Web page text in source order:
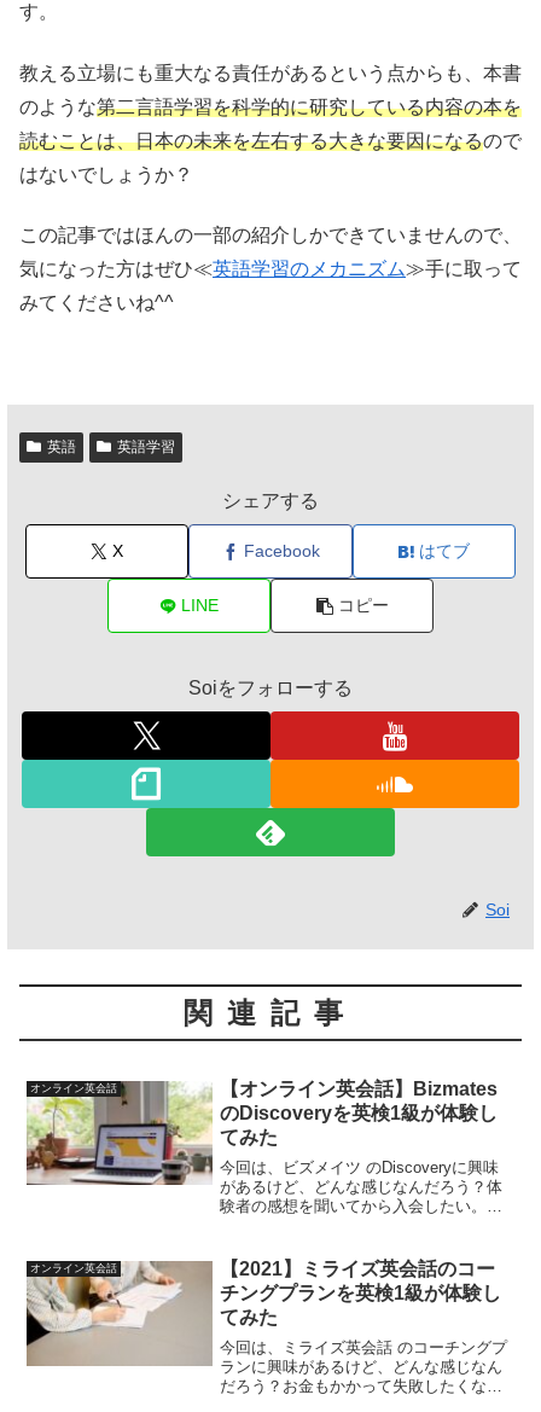
す。
教える立場にも重大なる責任があるという点からも、本書
のような第二言語学習を科学的に研究している内容の本を
読むことは、日本の未来を左右する大きな要因になるので
はないでしょうか？
この記事ではほんの一部の紹介しかできていませんので、
気になった方はぜひ≪英語学習のメカニズム≫手に取って
みてくださいね^^
英語 英語学習
シェアする
X Facebook はてブ
LINE コピー
Soiをフォローする
Soi
関連記事
オンライン英会話
【オンライン英会話】Bizmates
のDiscoveryを英検1級が体験し
てみた
今回は、ビズメイツ のDiscoveryに興味
があるけど、どんな感じなんだろう？体
験者の感想を聞いてから入会したい。。
Discoveryを1ヵ月間受講してきましたの
で、その感...
オンライン英会話
【2021】ミライズ英会話のコー
チングプランを英検1級が体験し
てみた
今回は、ミライズ英会話 のコーチングプ
ランに興味があるけど、どんな感じなん
だろう？お金もかかって失敗したくない